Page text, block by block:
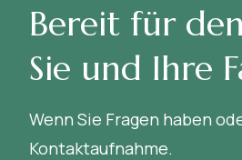
Bereit für
Sie und Ihre
Wenn Sie Fragen haben
Kontaktaufnahme.